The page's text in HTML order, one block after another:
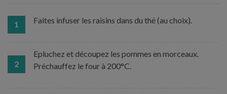
1 Faites infuser les raisins dans du thé (au choix).
2
Epluchez et découpez les pommes en morceaux.
Préchauffez le four à 200°C.